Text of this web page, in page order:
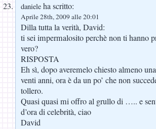
daniele ha scritto:
Aprile 28th, 2009 alle 20:01
Dilla tutta la verità, David:
ti sei impermalosito perchè non ti hanno
vero?
RISPOSTA
Eh sì, dopo averemelo chiesto almeno
venti anni, ora è da un po’ che non
tollero.
Quasi quasi mi offro al grullo di ….. e
d’ora di celebrità, ciao
David